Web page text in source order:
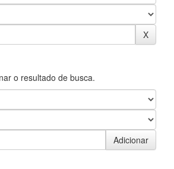
o resultado de busca.